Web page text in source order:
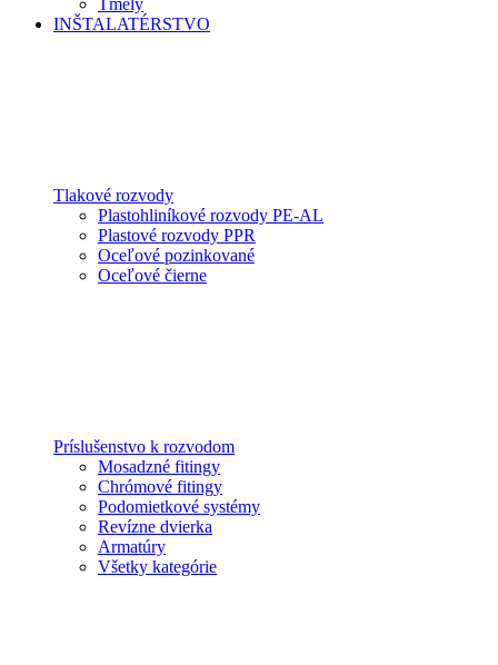
Tmely
INŠTALATÉRSTVO
Tlakové rozvody
Plastohliníkové rozvody PE-AL
Plastové rozvody PPR
Oceľové pozinkované
Oceľové čierne
Príslušenstvo k rozvodom
Mosadzné fitingy
Chrómové fitingy
Podomietkové systémy
Revízne dvierka
Armatúry
Všetky kategórie